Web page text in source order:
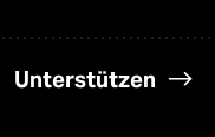
Unterstützen